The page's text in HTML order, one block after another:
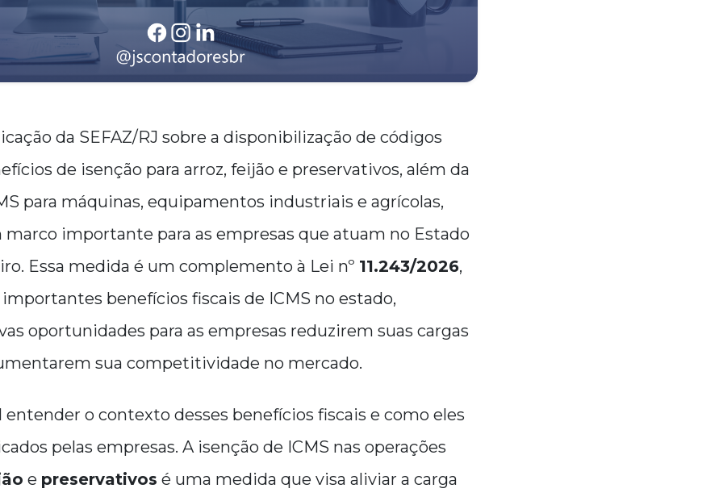
da SEFAZ/RJ sobre a disponibilização de códigos
de isenção para arroz, feijão e preservativos, além da
para máquinas, equipamentos industriais e agrícolas,
importante para as empresas que atuam no Estado
Essa medida é um complemento à Lei nº 11.243/2026,
benefícios fiscais de ICMS no estado,
oportunidades para as empresas reduzirem suas cargas
sua competitividade no mercado.
o contexto desses benefícios fiscais e como eles
pelas empresas. A isenção de ICMS nas operações
e preservativos é uma medida que visa aliviar a carga